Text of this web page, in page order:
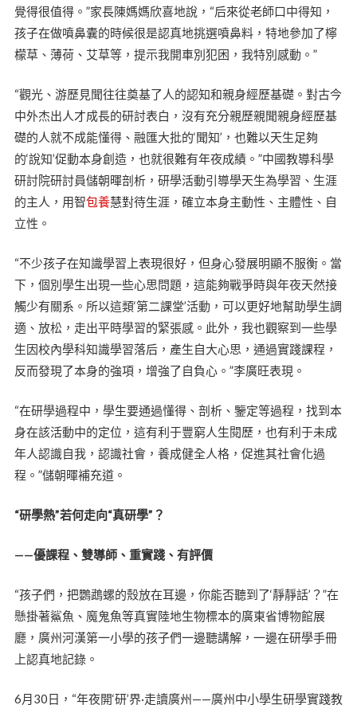
覺得很值得。”家長陳媽媽欣喜地說，“后來從老師口中得知，
孩子在做噴鼻囊的時候很是認真地挑選噴鼻料，特地參加了檸
檬草、薄荷、艾草等，提示我開車別犯困，我特別感動。”
“觀光、游歷見聞往往奠基了人的認知和親身經歷基礎。對古今
中外杰出人才成長的研討表白，沒有充分親歷親聞親身經歷基
礎的人就不成能懂得、融匯大批的‘聞知’，也難以天生足夠
的‘說知’促動本身創造，也就很難有年夜成績。”中國教導科學
研討院研討員儲朝暉剖析，研學活動引導學天生為學習、生涯
的主人，用智包養慧對待生涯，確立本身主動性、主體性、自
立性。
“不少孩子在知識學習上表現很好，但身心發展明顯不服衡。當
下，個別學生出現一些心思問題，這能夠戰爭時與年夜天然接
觸少有關系。所以這類‘第二課堂’活動，可以更好地幫助學生調
適、放松，走出平時學習的緊張感。此外，我也觀察到一些學
生因校內學科知識學習落后，產生自大心思，通過實踐課程，
反而發現了本身的強項，增強了自負心。”李廣旺表現。
“在研學過程中，學生要通過懂得、剖析、鑒定等過程，找到本
身在該活動中的定位，這有利于豐窮人生閱歷，也有利于未成
年人認識自我，認識社會，養成健全人格，促進其社會化過
程。”儲朝暉補充道。
“研學熱”若何走向“真研學”？
——優課程、雙導師、重實踐、有評價
“孩子們，把鸚鵡螺的殼放在耳邊，你能否聽到了‘靜靜話’？”在
懸掛著鯊魚、魔鬼魚等真實陸地生物標本的廣東省博物館展
廳，廣州河漢第一小學的孩子們一邊聽講解，一邊在研學手冊
上認真地記錄。
6月30日，“年夜開‘研’界·走讀廣州——廣州中小學生研學實踐教